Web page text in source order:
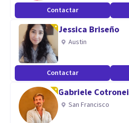
Contactar
Jessica Briseño
Austin
Contactar
Gabriele Cotronei
San Francisco